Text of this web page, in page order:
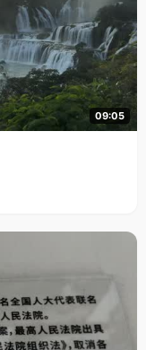
09:05